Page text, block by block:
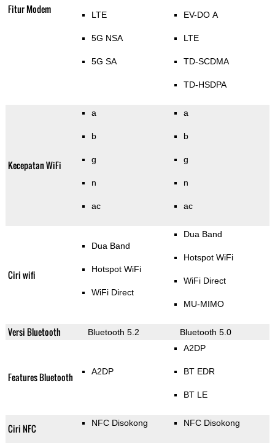
Fitur Modem LTE
5G NSA
5G SA
EV-DO A
LTE
TD-SCDMA
TD-HSDPA
Kecepatan WiFi
a
b
g
n
ac
a
b
g
n
ac
Ciri wifi
Dua Band
Hotspot WiFi
WiFi Direct
Dua Band
Hotspot WiFi
WiFi Direct
MU-MIMO
Versi Bluetooth Bluetooth 5.2 Bluetooth 5.0
Features Bluetooth A2DP
A2DP
BT EDR
BT LE
Ciri NFC NFC Disokong NFC Disokong